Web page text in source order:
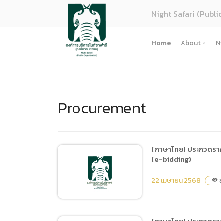
Night Safari
Home About
(ภาษาไ
Procurement
(ภาษาไทย) ประกวด
(e-bidding)
22 เมษายน 2568 visibility